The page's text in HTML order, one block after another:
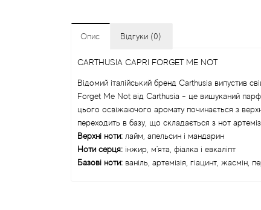
Опис Відгуки (0)
CARTHUSIA CAPRI FORGET ME NOT
Відомий італійський бренд Carthusia випустив
Forget Me Not від Carthusia - це вишуканий
цього освіжаючого аромату починається з
переходить в базу, що складається з нот
Верхні ноти: лайм, апельсин і мандарин
Ноти серця: інжир, м'ята, фіалка і евкаліпт
Базові ноти: ваніль, артемізія, гіацинт, жасмін,